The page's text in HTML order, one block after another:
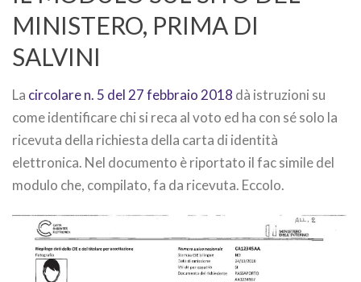
MINISTERO, PRIMA DI
SALVINI
La circolare n. 5 del 27 febbraio 2018 dà istruzioni su
come identificare chi si reca al voto ed ha con sé solo la
ricevuta della richiesta della carta di identità
elettronica. Nel documento è riportato il fac simile del
modulo che, compilato, fa da ricevuta. Eccolo.